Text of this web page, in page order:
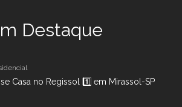
Destaque
Casa no Regissol 1️⃣ em Mirassol-SP